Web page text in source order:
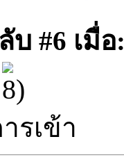
บ #6 เมื่อ:
รเข้า